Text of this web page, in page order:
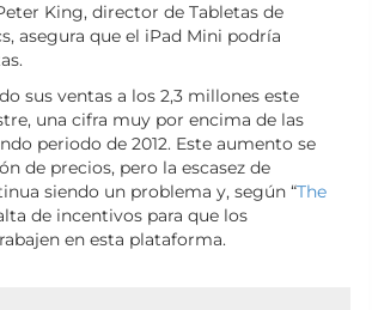
King, director de Tabletas de
asegura que el iPad Mini podría
sus ventas a los 2,3 millones este
una cifra muy por encima de las
periodo de 2012. Este aumento se
de precios, pero la escasez de
siendo un problema y, según “The
de incentivos para que los
en esta plataforma.